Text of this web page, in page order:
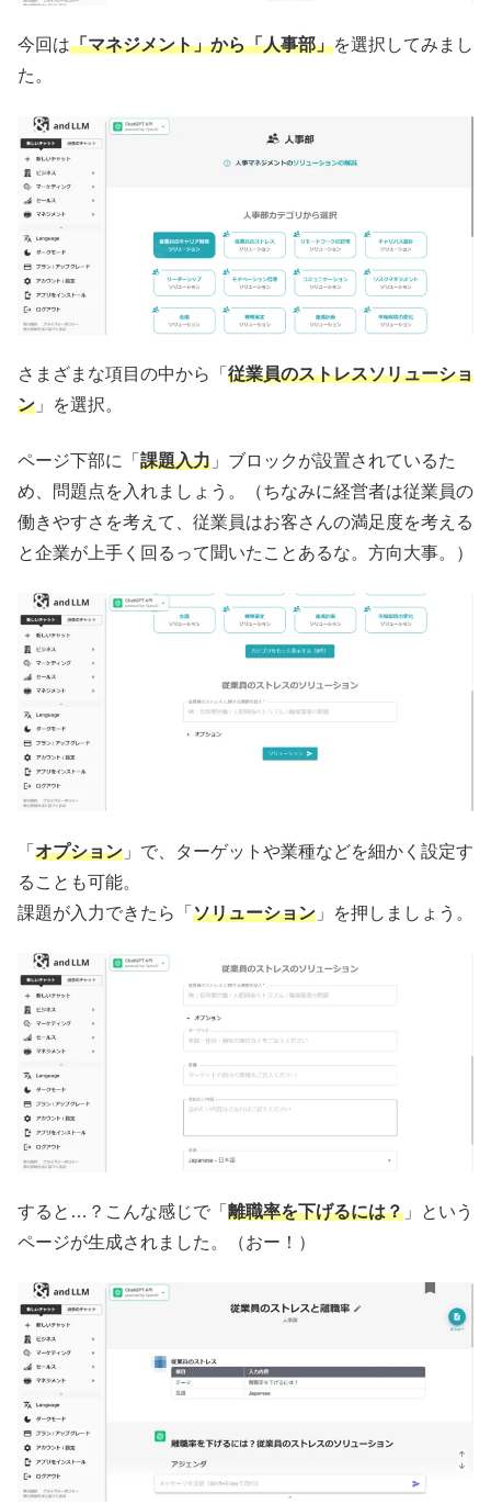
今回は「マネジメント」から「人事部」を選択してみまし
た。
さまざまな項目の中から「 従業員のストレスソリューショ
ン 」を選択。
ページ下部に「 課題入力 」ブロックが設置されているた
め、問題点を入れましょう。（ちなみに経営者は従業員の
働きやすさを考えて、従業員はお客さんの満足度を考える
と企業が上手く回るって聞いたことあるな。方向大事。）
「 オプション 」で、ターゲットや業種などを細かく設定す
ることも可能。
課題が入力できたら「 ソリューション 」を押しましょう。
すると…？こんな感じで「 離職率を下げるには？ 」という
ページが生成されました。（おー！）